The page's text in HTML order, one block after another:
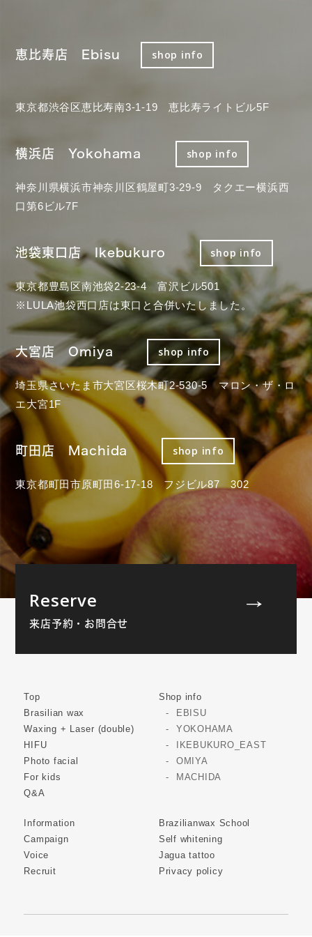
恵比寿店 Ebisu shop info
東京都渋谷区恵比寿南3-1-19 恵比寿ライトビル5F
横浜店 Yokohama shop info
神奈川県横浜市神奈川区鶴屋町3-29-9 タクエー横浜西
口第6ビル7F
池袋東口店 Ikebukuro shop info
東京都豊島区南池袋2-23-4 富沢ビル501
※LULA池袋西口店は東口と合併いたしました。
大宮店 Omiya shop info
埼玉県さいたま市大宮区桜木町2-530-5 マロン・ザ・ロ
エ大宮1F
町田店 Machida shop info
東京都町田市原町田6-17-18 フジビル87 302
Reserve
来店予約・お問合せ
Top
Brasilian wax
Waxing + Laser (double)
HIFU
Photo facial
For kids
Q&A
Shop info
EBISU
YOKOHAMA
IKEBUKURO_EAST
OMIYA
MACHIDA
Information
Campaign
Voice
Recruit
Brazilianwax School
Self whitening
Jagua tattoo
Privacy policy